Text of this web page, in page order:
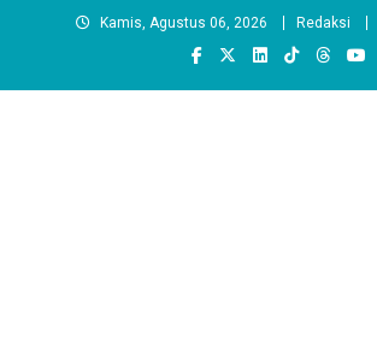
Kamis, Agustus 06, 2026 Redaksi